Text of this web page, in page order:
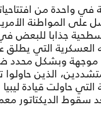
واحدة من
على المواطنة
جذابا للبعض
العسكرية التي يطلق
موجهة وبشكل محدد
الذين حاولوا
التي حاولت قيادة
سقوط الديكتاتور